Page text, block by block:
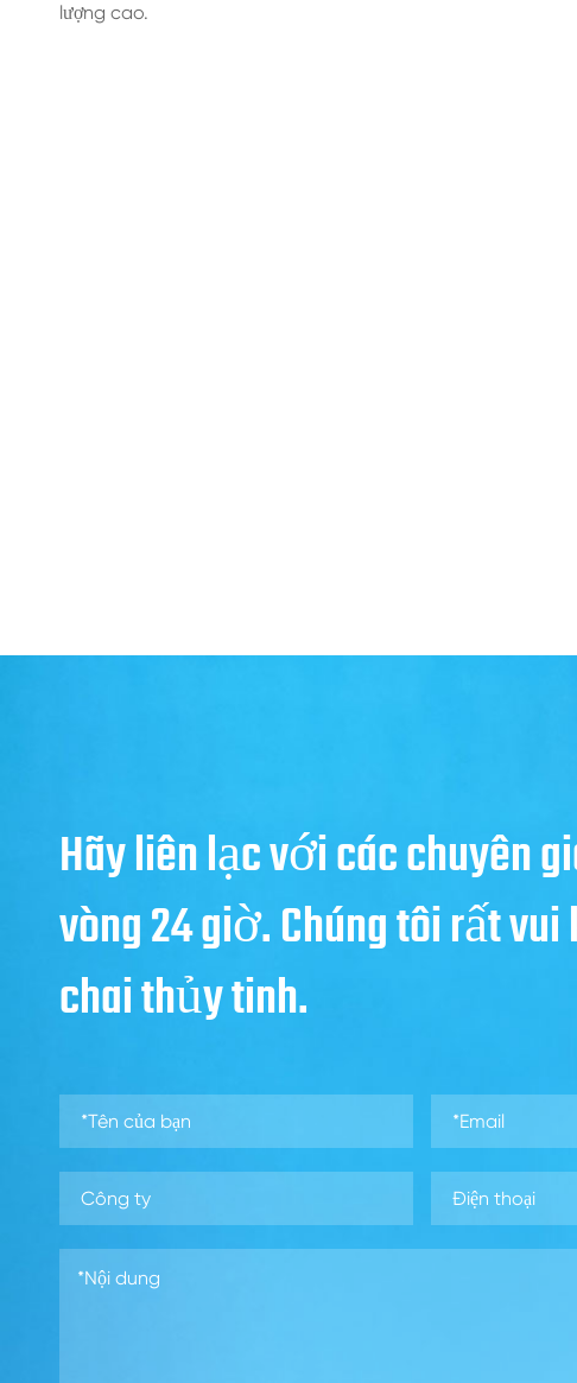
lượng cao.
Hãy liên lạc với các chuyên
vòng 24 giờ. Chúng tôi rất
chai thủy tinh.